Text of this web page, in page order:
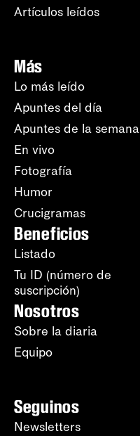
Artículos leídos
Más
Lo más leído
Apuntes del día
Apuntes de la semana
En vivo
Fotografía
Humor
Crucigramas
Beneficios
Listado
Tu ID (número de
suscripción)
Nosotros
Sobre la diaria
Equipo
Seguinos
Newsletters